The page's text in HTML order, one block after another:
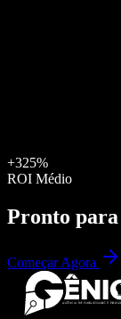
+325%
ROI Médio
Pronto
Começar Agora